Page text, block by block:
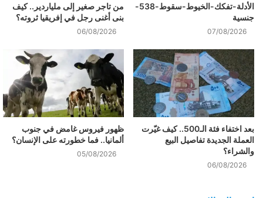
الأدلة-تفكك-الخيوط-سقوط-538-
جنسية
07/08/2026
من تاجر صغير إلى ملياردير.. كيف
بنى أغنى رجل في إفريقيا ثروته؟
06/08/2026
بعد اختفاء فئة الـ500.. كيف غيّرت
العملة الجديدة تفاصيل البيع
والشراء؟
06/08/2026
ظهور فيروس غامض في جنوب
ألمانيا.. فما خطورته على الإنسان؟
05/08/2026